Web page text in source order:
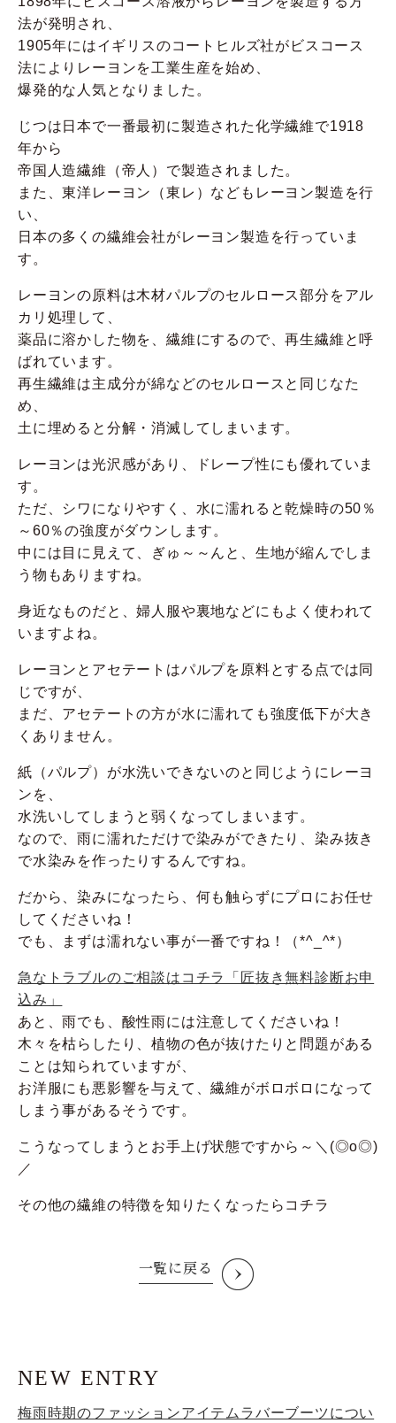
法が発明され、
1905年にはイギリスのコートヒルズ社がビスコース
法によりレーヨンを工業生産を始め、
爆発的な人気となりました。
じつは日本で一番最初に製造された化学繊維で1918
年から
帝国人造繊維（帝人）で製造されました。
また、東洋レーヨン（東レ）などもレーヨン製造を行
い、
日本の多くの繊維会社がレーヨン製造を行っていま
す。
レーヨンの原料は木材パルプのセルロース部分をアル
カリ処理して、
薬品に溶かした物を、繊維にするので、再生繊維と呼
ばれています。
再生繊維は主成分が綿などのセルロースと同じなた
め、
土に埋めると分解・消滅してしまいます。
レーヨンは光沢感があり、ドレープ性にも優れていま
す。
ただ、シワになりやすく、水に濡れると乾燥時の50％
～60％の強度がダウンします。
中には目に見えて、ぎゅ～～んと、生地が縮んでしま
う物もありますね。
身近なものだと、婦人服や裏地などにもよく使われて
いますよね。
レーヨンとアセテートはパルプを原料とする点では同
じですが、
まだ、アセテートの方が水に濡れても強度低下が大き
くありません。
紙（パルプ）が水洗いできないのと同じようにレーヨ
ンを、
水洗いしてしまうと弱くなってしまいます。
なので、雨に濡れただけで染みができたり、染み抜き
で水染みを作ったりするんですね。
だから、染みになったら、何も触らずにプロにお任せ
してくださいね！
でも、まずは濡れない事が一番ですね！（*^_^*）
急なトラブルのご相談はコチラ「匠抜き無料診断お申
込み」
あと、雨でも、酸性雨には注意してくださいね！
木々を枯らしたり、植物の色が抜けたりと問題がある
ことは知られていますが、
お洋服にも悪影響を与えて、繊維がボロボロになって
しまう事があるそうです。
こうなってしまうとお手上げ状態ですから～＼(◎o◎)
／
その他の繊維の特徴を知りたくなったらコチラ
一覧に戻る
NEW ENTRY
梅雨時期のファッションアイテムラバーブーツについ